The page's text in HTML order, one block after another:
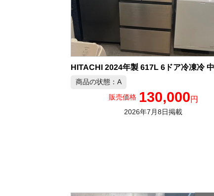
商品の状態：A
販売価格 130,000円
2026年7月8日掲載